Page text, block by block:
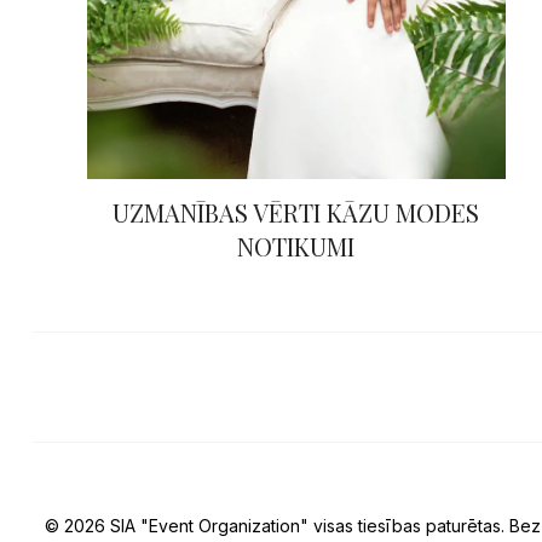
UZMANĪBAS VĒRTI KĀZU MODES
NOTIKUMI
© 2026 SIA "Event Organization" visas tiesības paturētas.